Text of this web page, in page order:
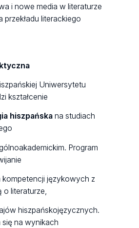
i nowe media w literaturze
przekładu literackiego
Uniwersytetu
kształcenie
hiszpańska na studiach
Program
językowych z
o literaturze,
hiszpańskojęzycznych.
się na wynikach